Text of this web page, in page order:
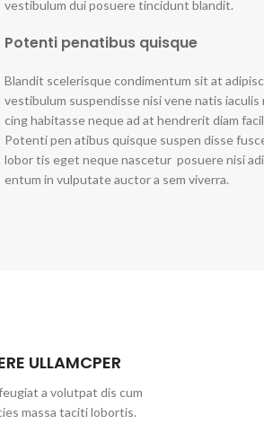
vestibulum dui posuere tincidunt blandit.
Potenti penatibus quisque
Blandit scelerisque condimentum sit at
vestibulum suspendisse nisi vene natis iaculis
cing habitasse neque ad at hendrerit diam
Potenti pen atibus quisque suspen disse
lobor tis eget neque nascetur posuere nisi
entum in vulputate auctor a sem viverra.
ULLAMCPER
a volutpat dis cum
massa taciti lobortis.